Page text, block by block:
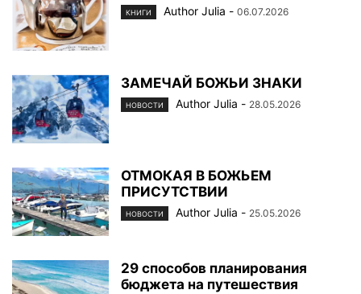
КНИГИ Author Julia - 06.07.2026
ЗАМЕЧАЙ БОЖЬИ ЗНАКИ
НОВОСТИ Author Julia - 28.05.2026
ОТМОКАЯ В БОЖЬЕМ
ПРИСУТСТВИИ
НОВОСТИ Author Julia - 25.05.2026
29 способов планирования
бюджета на путешествия